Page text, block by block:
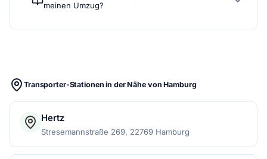
meinen Umzug?
Transporter-Stationen in der Nähe von Hamburg
Hertz
Stresemannstraße 269, 22769 Hamburg